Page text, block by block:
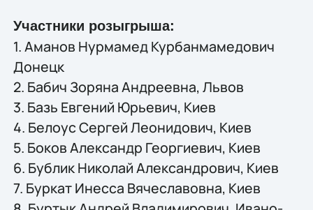
Участники розыгрыша:
1. Аманов Нурмамед Курбанмамедович
Донецк
2. Бабич Зоряна Андреевна, Львов
3. Базь Евгений Юрьевич, Киев
4. Белоус Сергей Леонидович, Киев
5. Боков Александр Георгиевич, Киев
6. Бублик Николай Александрович, Киев
7. Буркат Инесса Вячеславовна, Киев